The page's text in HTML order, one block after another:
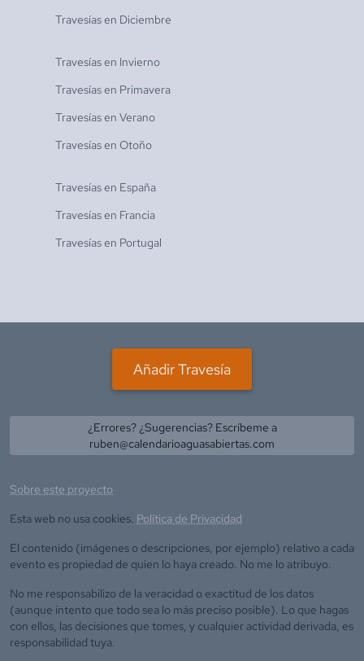
Travesías en Diciembre
Travesías en Invierno
Travesías en Primavera
Travesías en Verano
Travesías en Otoño
Travesías en España
Travesías en Francia
Travesías en Portugal
Añadir Travesía
¿Errores? ¿Sugerencias? Escríbeme a
ruben@calendarioaguasabiertas.com
Sobre este proyecto
Esta web no usa cookies. Política de Privacidad
El contenido (imágenes o descripciones, por ejemplo) relativo a cada
evento es propiedad de quien lo haya creado. No me lo atribuyo.
No me responsabilizo de la veracidad o exactitud de los datos
(aunque intento que todo sea lo más preciso posible). Lo que hagas
con ellos, las decisiones que tomes, y cualquier actividad derivada, es
responsabilidad tuya.